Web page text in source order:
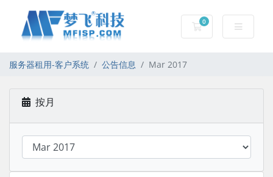
0
服务器租用-购物车
服务器租用-客户系统 公告信息 Mar 2017
按月